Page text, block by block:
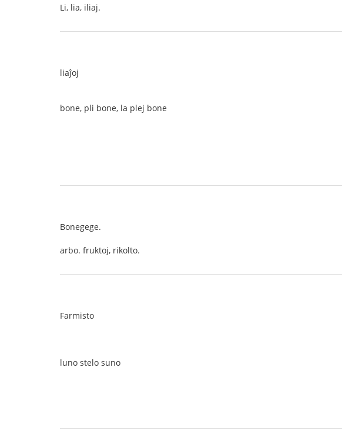
Li, lia, iliaj.
liaĵoj
bone, pli bone, la plej bone
Bonegege.
arbo. fruktoj, rikolto.
Farmisto
luno stelo suno